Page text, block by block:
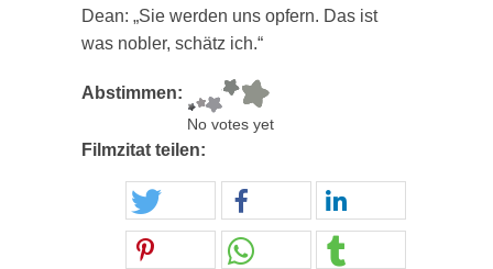
Dean: „Sie werden uns opfern. Das ist
was nobler, schätz ich.“
Abstimmen:
No votes yet
Filmzitat teilen: